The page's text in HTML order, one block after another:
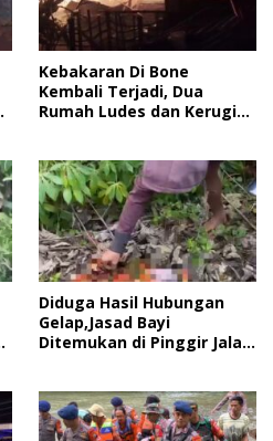
Kebakaran Di Bone
Kembali Terjadi, Dua
Rumah Ludes dan Kerugian
Diduga Hasil Hubungan
Gelap,Jasad Bayi
Ditemukan di Pinggir Jalan